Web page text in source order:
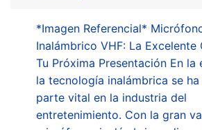
*Imagen Referencial*
Inalámbrico VHF: La Excelente
Tu Próxima Presentación En la
la tecnología inalámbrica se
parte vital en la industria del
entretenimiento. Con la gran